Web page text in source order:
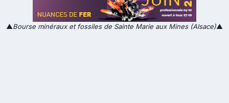
▲Bourse minéraux et fossiles de Sainte Marie aux Mines (Alsace)▲